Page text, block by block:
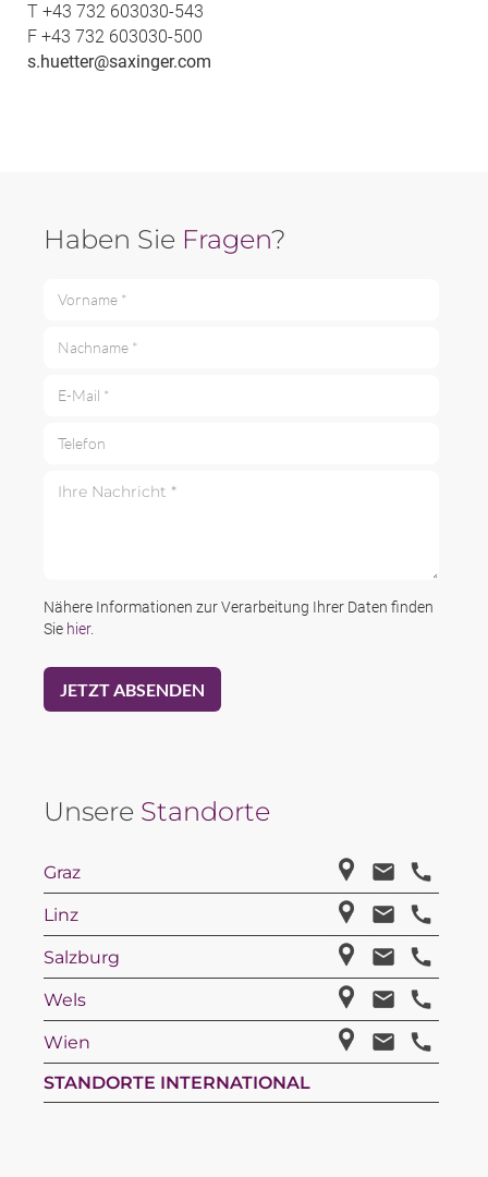
T +43 732 603030-543
F +43 732 603030-500
s.huetter@saxinger.com
Haben Sie Fragen?
Nähere Informationen zur Verarbeitung Ihrer Daten finden
Sie hier.
Unsere Standorte
Graz
Linz
Salzburg
Wels
Wien
STANDORTE INTERNATIONAL